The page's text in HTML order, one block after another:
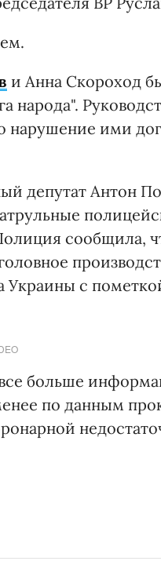
и Анна Скороход
народа".
нарушение ими
депутат Антон
сообщила,
с
больше
по данным